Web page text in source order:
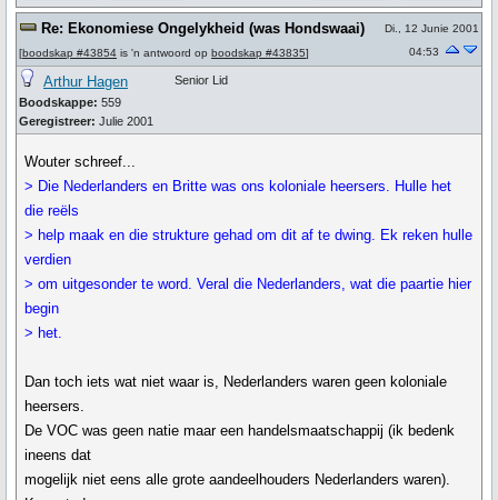
Re: Ekonomiese Ongelykheid (was Hondswaai)
[boodskap #43854 is 'n antwoord op boodskap #43835]
Di., 12 Junie 2001
04:53
Arthur Hagen
Boodskappe: 559
Geregistreer: Julie 2001
Senior Lid
Wouter schreef...
> Die Nederlanders en Britte was ons koloniale heersers. Hulle het
die reëls
> help maak en die strukture gehad om dit af te dwing. Ek reken hulle
verdien
> om uitgesonder te word. Veral die Nederlanders, wat die paartie hier
begin
> het.
Dan toch iets wat niet waar is, Nederlanders waren geen koloniale
heersers.
De VOC was geen natie maar een handelsmaatschappij (ik bedenk
ineens dat
mogelijk niet eens alle grote aandeelhouders Nederlanders waren).